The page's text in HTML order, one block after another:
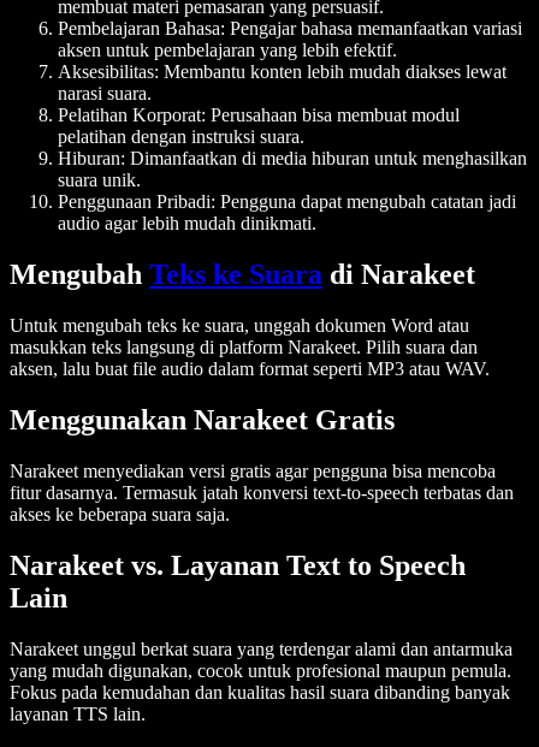
membuat materi pemasaran yang persuasif.
Pembelajaran Bahasa: Pengajar bahasa memanfaatkan variasi
aksen untuk pembelajaran yang lebih efektif.
Aksesibilitas: Membantu konten lebih mudah diakses lewat
narasi suara.
Pelatihan Korporat: Perusahaan bisa membuat modul
pelatihan dengan instruksi suara.
Hiburan: Dimanfaatkan di media hiburan untuk menghasilkan
suara unik.
Penggunaan Pribadi: Pengguna dapat mengubah catatan jadi
audio agar lebih mudah dinikmati.
Mengubah Teks ke Suara di Narakeet
Untuk mengubah teks ke suara, unggah dokumen Word atau
masukkan teks langsung di platform Narakeet. Pilih suara dan
aksen, lalu buat file audio dalam format seperti MP3 atau WAV.
Menggunakan Narakeet Gratis
Narakeet menyediakan versi gratis agar pengguna bisa mencoba
fitur dasarnya. Termasuk jatah konversi text-to-speech terbatas dan
akses ke beberapa suara saja.
Narakeet vs. Layanan Text to Speech
Lain
Narakeet unggul berkat suara yang terdengar alami dan antarmuka
yang mudah digunakan, cocok untuk profesional maupun pemula.
Fokus pada kemudahan dan kualitas hasil suara dibanding banyak
layanan TTS lain.